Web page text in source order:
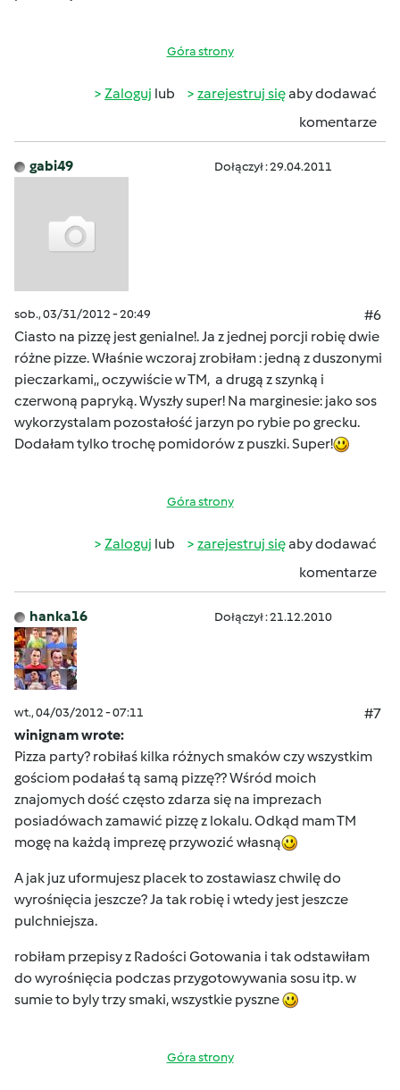
Góra strony
Zaloguj lub zarejestruj sięaby dodawać
komentarze
gabi49 Dołączył : 29.04.2011
sob., 03/31/2012 - 20:49
#6
Ciasto na pizzę jest genialne!. Ja z jednej porcji robię dwie
różne pizze. Właśnie wczoraj zrobiłam : jedną z duszonymi
pieczarkami,, oczywiście w TM, a drugą z szynką i
czerwoną papryką. Wyszły super! Na marginesie: jako sos
wykorzystalam pozostałość jarzyn po rybie po grecku.
Dodałam tylko trochę pomidorów z puszki. Super!
Góra strony
Zaloguj lub zarejestruj sięaby dodawać
komentarze
hanka16 Dołączył : 21.12.2010
wt., 04/03/2012 - 07:11
#7
winignam wrote:
Pizza party? robiłaś kilka różnych smaków czy wszystkim
gościom podałaś tą samą pizzę?? Wśród moich
znajomych dość często zdarza się na imprezach
posiadówach zamawić pizzę z lokalu. Odkąd mam TM
mogę na każdą imprezę przywozić własną
A jak juz uformujesz placek to zostawiasz chwilę do
wyrośnięcia jeszcze? Ja tak robię i wtedy jest jeszcze
pulchniejsza.
robiłam przepisy z Radości Gotowania i tak odstawiłam
do wyrośnięcia podczas przygotowywania sosu itp. w
sumie to byly trzy smaki, wszystkie pyszne
Góra strony